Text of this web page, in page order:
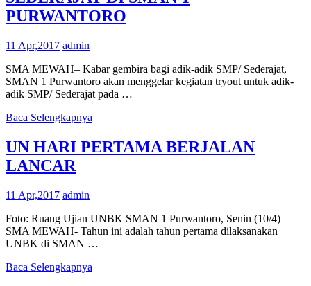
PURWANTORO
11 Apr,2017 admin
SMA MEWAH– Kabar gembira bagi adik-adik SMP/ Sederajat,
SMAN 1 Purwantoro akan menggelar kegiatan tryout untuk adik-
adik SMP/ Sederajat pada …
Baca Selengkapnya
UN HARI PERTAMA BERJALAN
LANCAR
11 Apr,2017 admin
Foto: Ruang Ujian UNBK SMAN 1 Purwantoro, Senin (10/4)
SMA MEWAH- Tahun ini adalah tahun pertama dilaksanakan
UNBK di SMAN …
Baca Selengkapnya